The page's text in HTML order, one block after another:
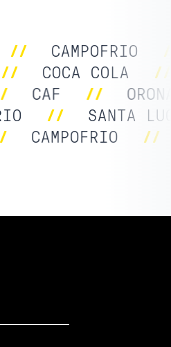
CAMPOFRIO
// COCA COLA
CAF
ORONA
SANTA
CAMPOFRIO